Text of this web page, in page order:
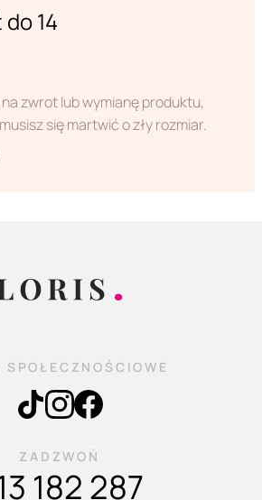
14
zwrot lub wymianę produktu,
się martwić o zły rozmiar.
SPOŁECZNOŚCIOWE
ZADZWOŃ
182 287